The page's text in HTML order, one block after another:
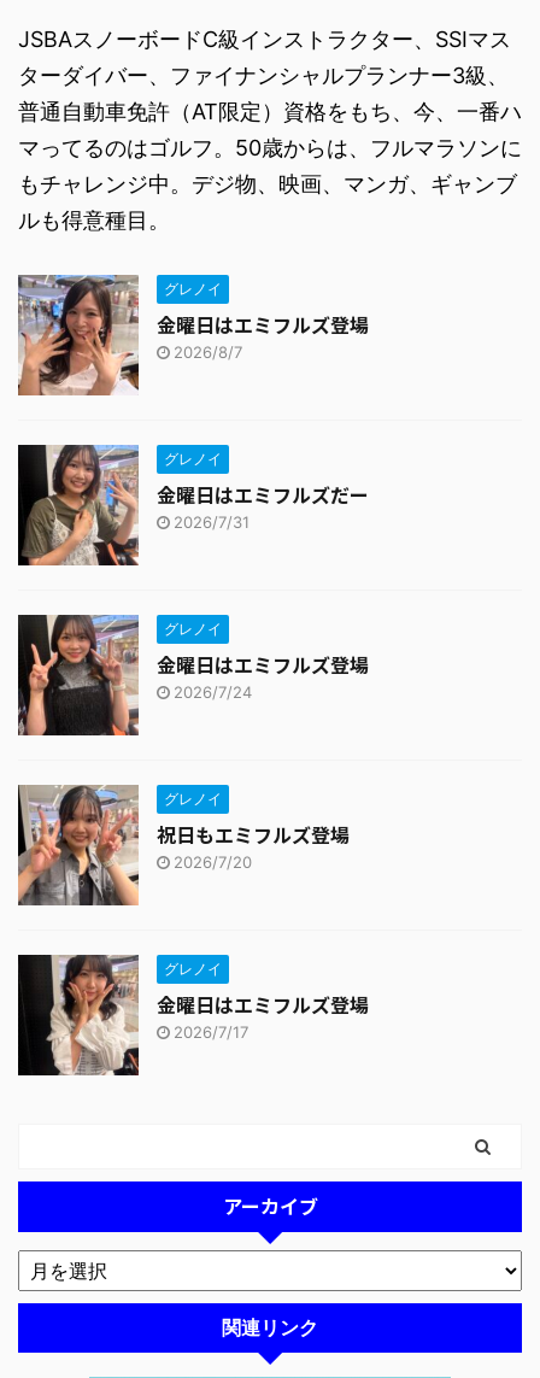
JSBAスノーボードC級インストラクター、SSIマス
ターダイバー、ファイナンシャルプランナー3級、
普通自動車免許（AT限定）資格をもち、今、一番ハ
マってるのはゴルフ。50歳からは、フルマラソンに
もチャレンジ中。デジ物、映画、マンガ、ギャンブ
ルも得意種目。
グレノイ
金曜日はエミフルズ登場
2026/8/7
グレノイ
金曜日はエミフルズだー
2026/7/31
グレノイ
金曜日はエミフルズ登場
2026/7/24
グレノイ
祝日もエミフルズ登場
2026/7/20
グレノイ
金曜日はエミフルズ登場
2026/7/17
アーカイブ
関連リンク